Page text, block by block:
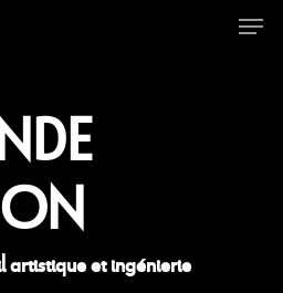
to close
artistique et ingénierie